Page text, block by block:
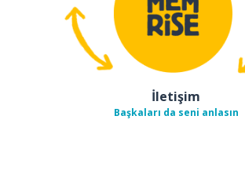
İletişim
Başkaları da seni anlasın